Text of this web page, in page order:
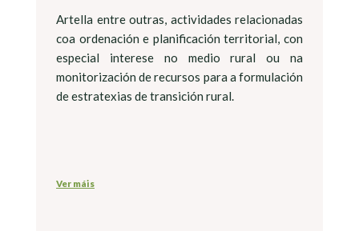
Artella entre outras, actividades relacionadas
coa ordenación e planificación territorial, con
especial interese no medio rural ou na
monitorización de recursos para a formulación
de estratexias de transición rural.
Ver máis